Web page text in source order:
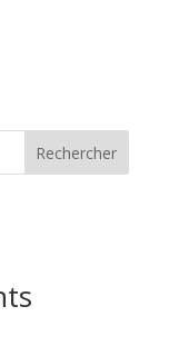
Rechercher